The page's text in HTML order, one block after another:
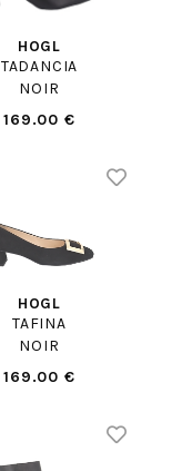
HOGL
TADANCIA
NOIR
169.00 €
HOGL
TAFINA
NOIR
169.00 €